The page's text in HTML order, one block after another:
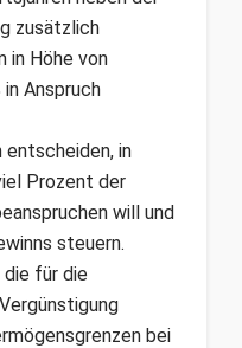
zusätzlich
in Höhe von
Anspruch
entscheiden, in
Prozent der
will und
steuern.
die für die
bei